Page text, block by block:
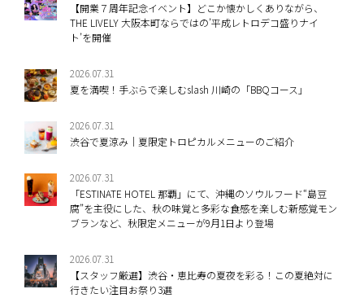
【開業７周年記念イベント】どこか懐かしくありながら、
THE LIVELY 大阪本町ならではの’平成レトロデコ盛りナイ
ト’を開催
2026.07.31
夏を満喫！手ぶらで楽しむslash 川崎の「BBQコース」
2026.07.31
渋谷で夏涼み｜夏限定トロピカルメニューのご紹介
2026.07.31
「ESTINATE HOTEL 那覇」にて、沖縄のソウルフード“島豆
腐”を主役にした、秋の味覚と多彩な食感を楽しむ新感覚モン
ブランなど、秋限定メニューが9月1日より登場
2026.07.31
【スタッフ厳選】渋谷・恵比寿の夏夜を彩る！この夏絶対に
行きたい注目お祭り3選